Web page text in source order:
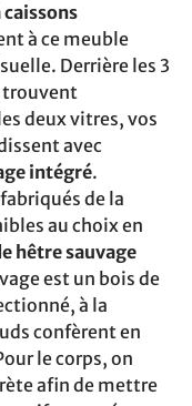
caissons
à ce meuble
Derrière les 3
trouvent
deux vitres, vos
avec
intégré.
de la
au choix en
hêtre sauvage
est un bois de
à la
confèrent en
le corps, on
afin de mettre